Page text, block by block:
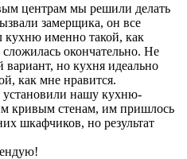
центрам мы решили делать
замерщика, он все
кухню именно такой, как
сложилась окончательно. Не
но кухня идеально
как мне нравится.
установили нашу кухню-
кривым стенам, им пришлось
шкафчиков, но результат